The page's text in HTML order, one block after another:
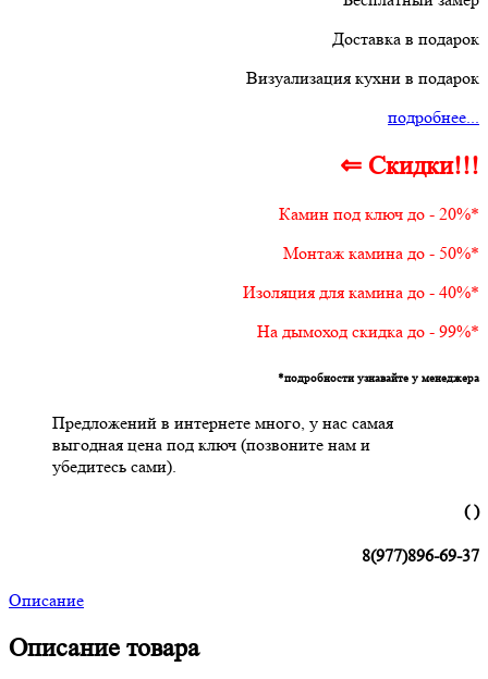
Доставка в подарок
Визуализация кухни в подарок
подробнее...
⇐ Скидки!!!
Камин под ключ до - 20%*
Монтаж камина до - 50%*
Изоляция для камина до - 40%*
На дымоход скидка до - 99%*
*подробности узнавайте у менеджера
Предложений в интернете много, у нас самая
выгодная цена под ключ (позвоните нам и
убедитесь сами).
( )
8(977)896-69-37
Описание
Описание товара